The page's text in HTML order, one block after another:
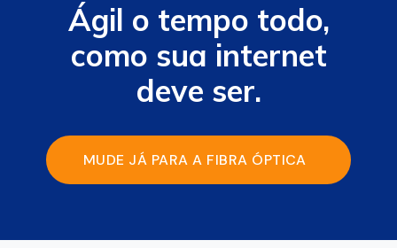
Ágil o tempo todo,
como sua internet
deve ser.
MUDE JÁ PARA A FIBRA ÓPTICA